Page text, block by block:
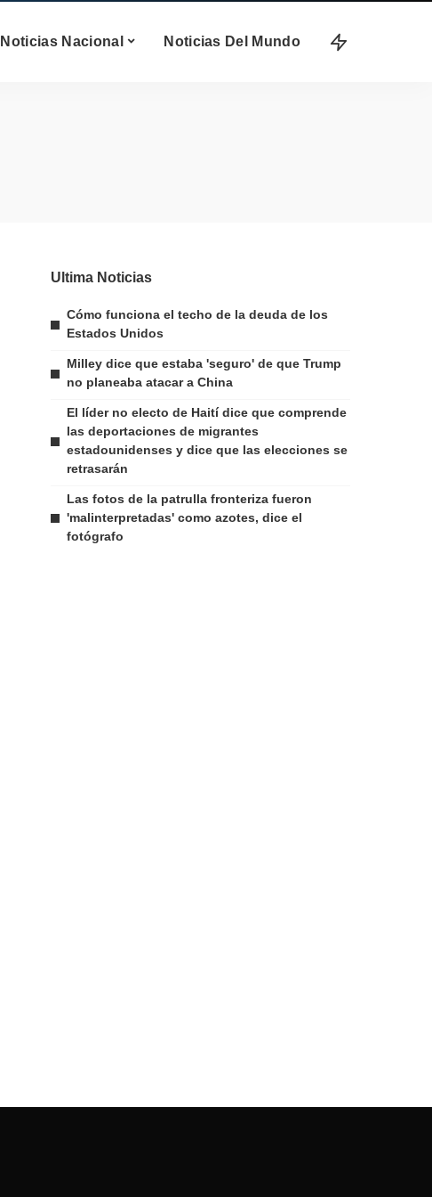
Noticias Nacional Noticias Del Mundo
Ultima Noticias
Cómo funciona el techo de la deuda de los
Estados Unidos
Milley dice que estaba 'seguro' de que Trump
no planeaba atacar a China
El líder no electo de Haití dice que comprende
las deportaciones de migrantes
estadounidenses y dice que las elecciones se
retrasarán
Las fotos de la patrulla fronteriza fueron
'malinterpretadas' como azotes, dice el
fotógrafo